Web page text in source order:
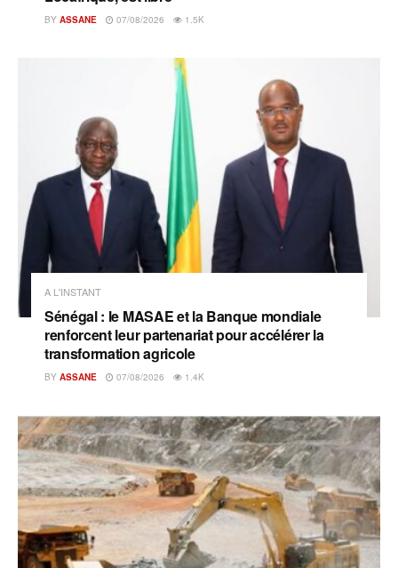
BY ASSANE 07/08/2026 1.5K
A L'INSTANT
Sénégal : le MASAE et la Banque mondiale
renforcent leur partenariat pour accélérer la
transformation agricole
BY ASSANE 07/08/2026 1.4K